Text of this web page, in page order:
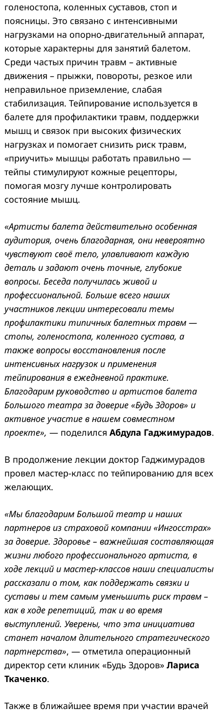
голеностопа, коленных суставов, стоп и
поясницы. Это связано с интенсивными
нагрузками на опорно-двигательный аппарат,
которые характерны для занятий балетом.
Среди частых причин травм – активные
движения – прыжки, повороты, резкое или
неправильное приземление, слабая
стабилизация. Тейпирование используется в
балете для профилактики травм, поддержки
мышц и связок при высоких физических
нагрузках и помогает снизить риск травм,
«приучить» мышцы работать правильно —
тейпы стимулируют кожные рецепторы,
помогая мозгу лучше контролировать
состояние мышц.
«Артисты балета действительно особенная
аудитория, очень благодарная, они невероятно
чувствуют своё тело, улавливают каждую
деталь и задают очень точные, глубокие
вопросы. Беседа получилась живой и
профессиональной. Больше всего наших
участников лекции интересовали темы
профилактики типичных балетных травм —
стопы, голеностопа, коленного сустава, а
также вопросы восстановления после
интенсивных нагрузок и применения
тейпирования в ежедневной практике.
Благодарим руководство и артистов балета
Большого театра за доверие «Будь Здоров» и
активное участие в нашем совместном
проекте», — поделился Абдула Гаджимурадов.
В продолжение лекции доктор Гаджимурадов
провел мастер-класс по тейпированию для всех
желающих.
«Мы благодарим Большой театр и наших
партнеров из страховой компании «Ингосстрах»
за доверие. Здоровье – важнейшая составляющая
жизни любого профессионального артиста, в
ходе лекций и мастер-классов наши специалисты
рассказали о том, как поддержать связки и
суставы и тем самым уменьшить риск травм –
как в ходе репетиций, так и во время
выступлений. Уверены, что эта инициатива
станет началом длительного стратегического
партнерства», — отметила операционный
директор сети клиник «Будь Здоров» Лариса
Ткаченко.
Также в ближайшее время при участии врачей
Search
for: